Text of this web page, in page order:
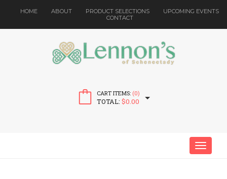
HOME ABOUT PRODUCT SELECTIONS
UPCOMING EVENTS
CONTACT
CART ITEMS: (0)
TOTAL: $0.00